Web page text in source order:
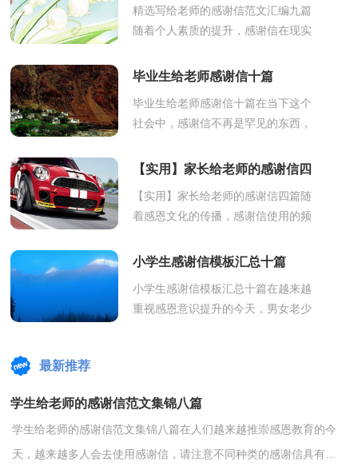
九篇
精选写给老师的感谢信范文汇编九篇
随着个人素质的提升，感谢信在现实
使用的场景也会有所不同。写感谢信
毕业生给老师感谢信十篇
毕业生给老师感谢信十篇在当下这个
社会中，感谢信不再是罕见的东西，
那么我们该怎么去写感谢信呢？以下
【实用】家长给老师的感谢信四
篇
【实用】家长给老师的感谢信四篇随
着感恩文化的传播，感谢信使用的频
一定的要求。还是对感谢信一筹莫展
小学生感谢信模板汇总十篇
小学生感谢信模板汇总十篇在越来越
重视感恩意识提升的今天，男女老少
最新推荐
学生给老师的感谢信范文集锦八篇
学生给老师的感谢信范文集锦八篇在人们越来越推崇感恩教育的今
天，越来越多人会去使用感谢信，请注意不同种类的感谢信具有不